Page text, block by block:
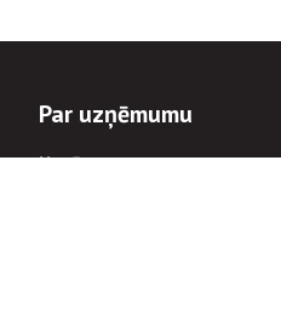
Par uzņēmumu
Uzņēmums